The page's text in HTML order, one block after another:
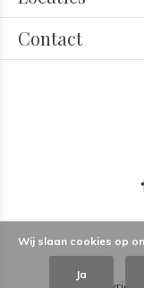
Contact
Wij slaan cookies op
Ja